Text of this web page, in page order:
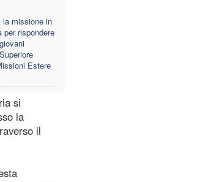
la missione in
per rispondere
Estere
si
la
il